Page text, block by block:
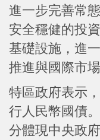
進一步完善常
安全穩健的投
基礎設施，進
推進與國際市
特區政府表示
行人民幣國債
分體現中央政